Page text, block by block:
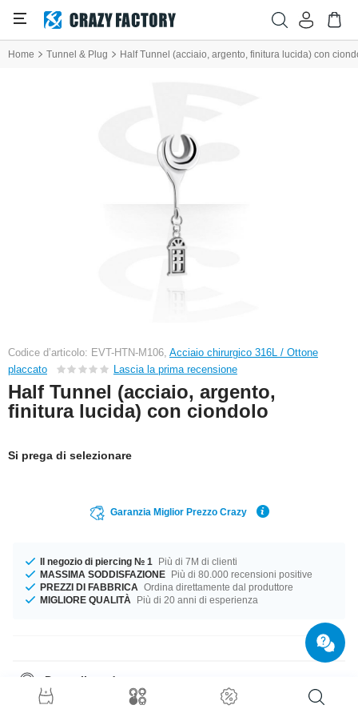
Home Tunnel & Plug Half Tunnel (acciaio, argento, finitura lucida) con
Codice d’articolo: EVT-HTN-M106, Acciaio chirurgico 316L / Ottone
placcato
Lascia la prima recensione
Half Tunnel (acciaio, argento,
finitura lucida) con ciondolo
Si prega di selezionare
Garanzia Miglior Prezzo Crazy
Il negozio di piercing № 1
Più di 7M di clienti
MASSIMA SODDISFAZIONE Più di 80.000 recensioni positive
PREZZI DI FABBRICA Ordina direttamente dal produttore
MIGLIORE QUALITÀ
Più di 20 anni di esperienza
Dettagli prodotto
I mezzi tunnel, conosciuti anche come saddle hangers, sono un vero